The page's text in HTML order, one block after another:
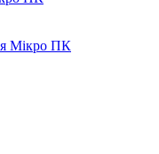
Мікро ПК